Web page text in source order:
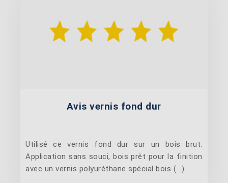
Avis vernis fond dur
Utilisé ce vernis fond dur sur un bois brut.
Application sans souci, bois prêt pour la finition
avec un vernis polyuréthane spécial bois (...)